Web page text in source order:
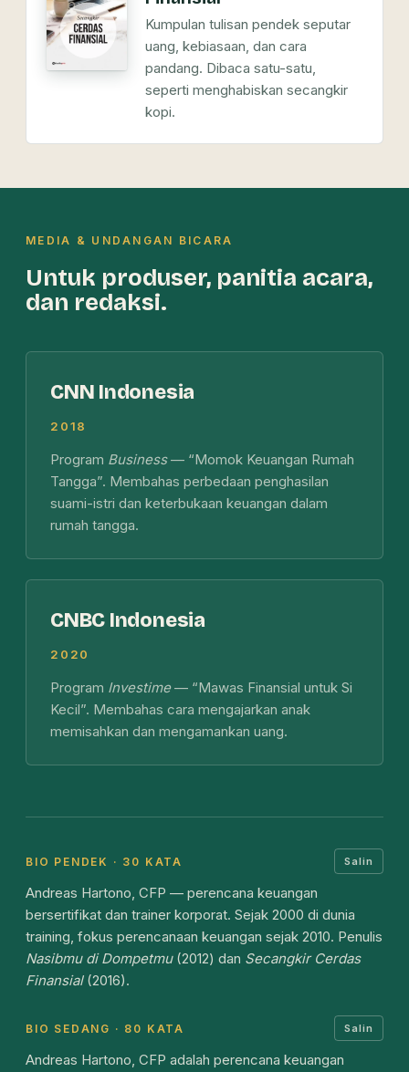
Kumpulan tulisan pendek seputar
uang, kebiasaan, dan cara
pandang. Dibaca satu-satu,
seperti menghabiskan secangkir
kopi.
MEDIA & UNDANGAN BICARA
Untuk produser, panitia acara,
dan redaksi.
CNN Indonesia
2018
Program Business— “Momok Keuangan Rumah
Tangga”. Membahas perbedaan penghasilan
suami-istri dan keterbukaan keuangan dalam
rumah tangga.
CNBC Indonesia
2020
Program Investime— “Mawas Finansial untuk Si
Kecil”. Membahas cara mengajarkan anak
memisahkan dan mengamankan uang.
BIO PENDEK · 30 KATA Salin
Andreas Hartono, CFP — perencana keuangan
bersertifikat dan trainer korporat. Sejak 2000 di dunia
training, fokus perencanaan keuangan sejak 2010. Penulis
Nasibmu di Dompetmu(2012) dan Secangkir Cerdas
Finansial(2016).
BIO SEDANG · 80 KATA Salin
Andreas Hartono, CFP adalah perencana keuangan